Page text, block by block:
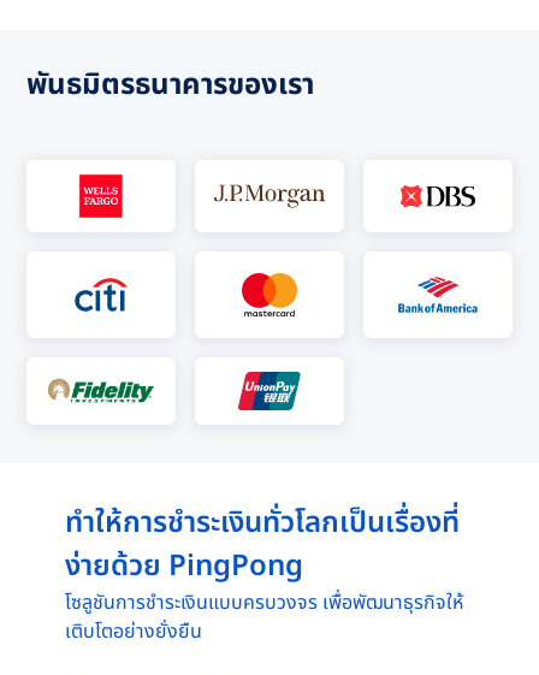
พันธมิตรธนาคารของเรา
ทำให้การชำระเงินทั่วโลกเป็นเรื่องที่
ง่ายด้วย PingPong
โซลูชันการชำระเงินแบบครบวงจร เพื่อพัฒนาธุรกิจให้
เติบโตอย่างยั่งยืน